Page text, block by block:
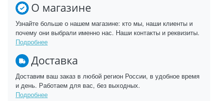
О магазине
Узнайте больше о нашем магазине: кто мы, наши клиенты и
почему они выбрали именно нас. Наши контакты и реквизиты.
Подробнее
Доставка
Доставим ваш заказ в любой регион России, в удобное время
и день. Работаем для вас, без выходных.
Подробнее